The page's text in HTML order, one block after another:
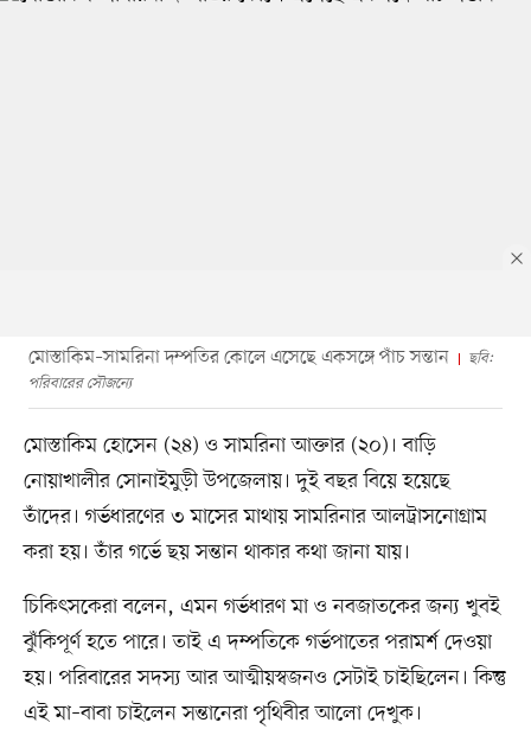
মোস্তাকিম–সামরিনা দম্পতির কোলে এসেছে একসঙ্গে পাঁচ সন্তান
ছবি:
পরিবারের সৌজন্যে
মোস্তাকিম হোসেন (২৪) ও সামরিনা আক্তার (২০)। বাড়ি
নোয়াখালীর সোনাইমুড়ী উপজেলায়। দুই বছর বিয়ে হয়েছে
তাঁদের। গর্ভধারণের ৩ মাসের মাথায় সামরিনার আলট্রাসনোগ্রাম
করা হয়। তাঁর গর্ভে ছয় সন্তান থাকার কথা জানা যায়।
চিকিৎসকেরা বলেন, এমন গর্ভধারণ মা ও নবজাতকের জন্য খুবই
ঝুঁকিপূর্ণ হতে পারে। তাই এ দম্পতিকে গর্ভপাতের পরামর্শ দেওয়া
হয়। পরিবারের সদস্য আর আত্মীয়স্বজনও সেটাই চাইছিলেন। কিন্তু
এই মা–বাবা চাইলেন সন্তানেরা পৃথিবীর আলো দেখুক।